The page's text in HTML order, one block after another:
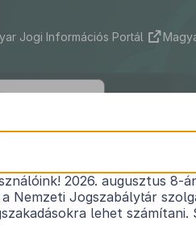
Jogi Információs Portál
2001.
pénzügyi tárgyú
Hatályos: 2007.
2026. augusztus 8-
Nemzeti Jogszabálytár
lehet